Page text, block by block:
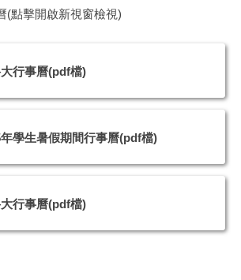
(點擊開啟新視窗檢視)
行事曆(pdf檔)
學生暑假期間行事曆(pdf檔)
行事曆(pdf檔)